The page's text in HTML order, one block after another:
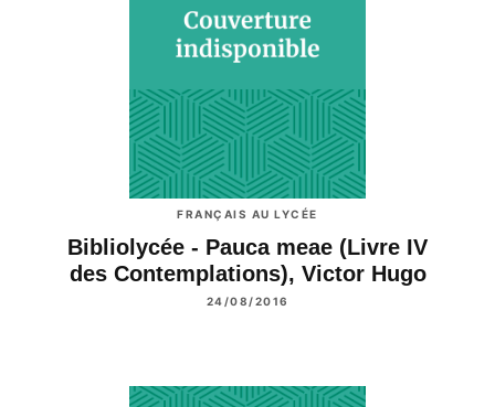
FRANÇAIS AU LYCÉE
Bibliolycée - Pauca meae (Livre IV
des Contemplations), Victor Hugo
24/08/2016